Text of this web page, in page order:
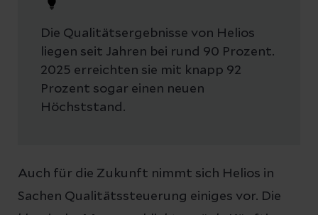
Die Qualitätsergebnisse von Helios
liegen seit Jahren bei rund 90 Prozent.
2025 erreichten sie mit knapp 92
Prozent sogar einen neuen
Höchststand.
Auch für die Zukunft nimmt sich Helios in
Sachen Qualitätssteuerung einiges vor. Die